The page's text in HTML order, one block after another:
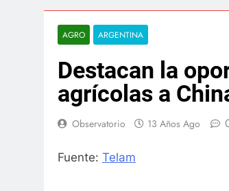
AGRO ARGENTINA
Destacan la
agrícolas a
Observatorio 13 Años Ago
Fuente: Telam